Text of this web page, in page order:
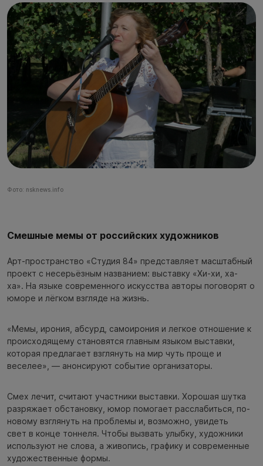
Фото: nsknews.info
Смешные мемы от российских художников
Арт-пространство «Студия 84» представляет масштабный
проект с несерьёзным названием: выставку «Хи-хи, ха-
ха». На языке современного искусства авторы поговорят о
юморе и лёгком взгляде на жизнь.
«Мемы, ирония, абсурд, самоирония и легкое отношение к
происходящему становятся главным языком выставки,
которая предлагает взглянуть на мир чуть проще и
веселее», — анонсируют событие организаторы.
Смех лечит, считают участники выставки. Хорошая шутка
разряжает обстановку, юмор помогает расслабиться, по-
новому взглянуть на проблемы и, возможно, увидеть
свет в конце тоннеля. Чтобы вызвать улыбку, художники
используют не слова, а живопись, графику и современные
художественные формы.